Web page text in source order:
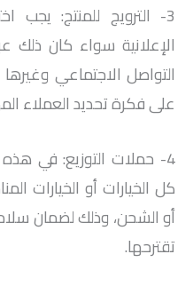
3- الترويج للمنتج: يجب
الإعلانية سواء كان ذلك
التواصل الاجتماعي
على فكرة تحديد العملاء
4- حملات التوزيع: في
كل الخيارات أو الخيارات
أو الشحن، وذلك لضمان
تقترحها.